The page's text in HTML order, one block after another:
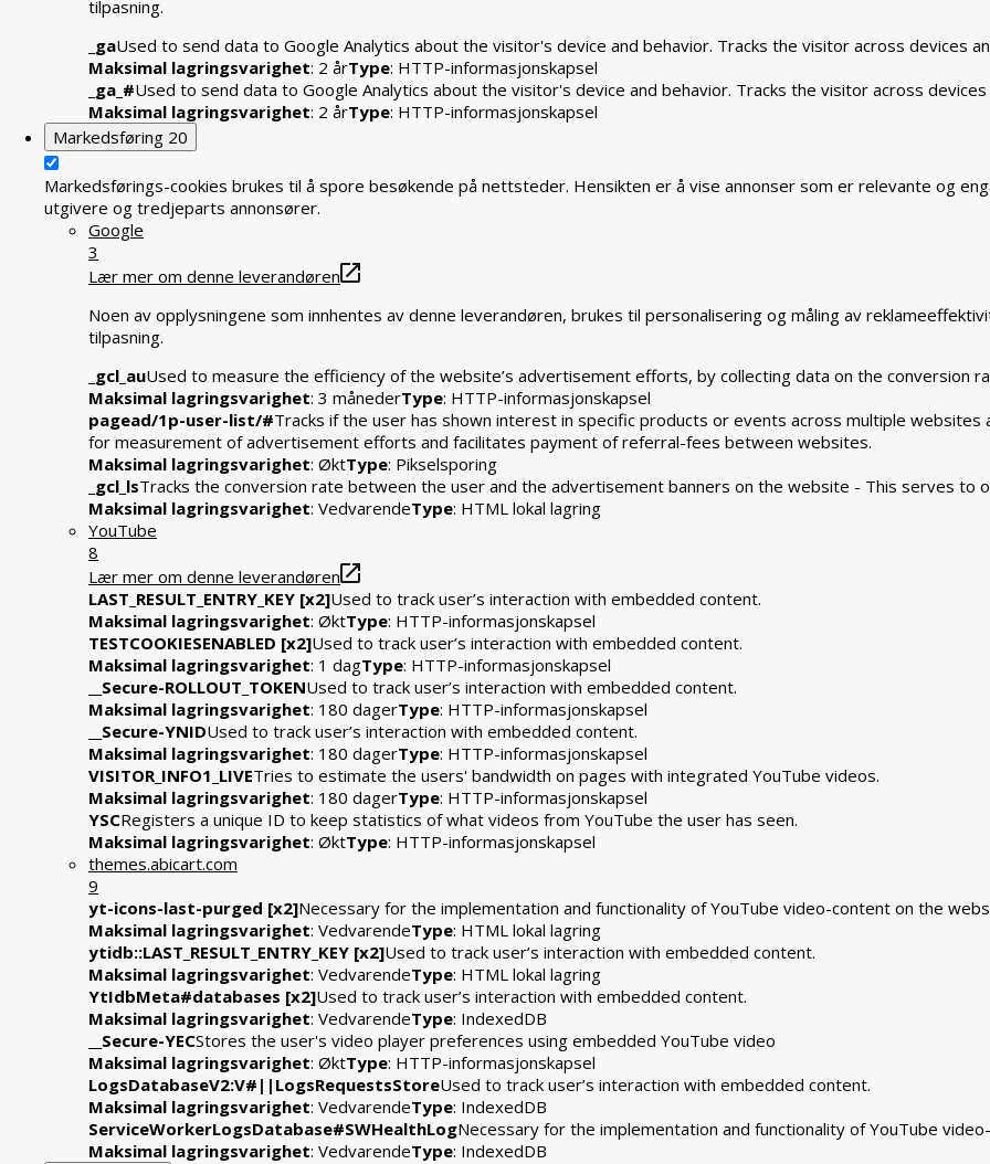
tilpasning.
_gaUsed to send data to Google Analytics about the visitor's device and behavior. Tracks the visitor across devices
Maksimal lagringsvarighet: 2 årType: HTTP-informasjonskapsel
_ga_#Used to send data to Google Analytics about the visitor's device and behavior. Tracks the visitor across devices
Maksimal lagringsvarighet: 2 årType: HTTP-informasjonskapsel
Markedsføring 20
Markedsførings-cookies brukes til å spore besøkende på nettsteder. Hensikten er å vise annonser som er relevante og
utgivere og tredjeparts annonsører.
Google
3
Lær mer om denne leverandøren
Noen av opplysningene som innhentes av denne leverandøren, brukes til personalisering og måling av
tilpasning.
_gcl_auUsed to measure the efficiency of the website’s advertisement efforts, by collecting data on the conversion
Maksimal lagringsvarighet: 3 månederType: HTTP-informasjonskapsel
pagead/1p-user-list/#Tracks if the user has shown interest in specific products or events across multiple
for measurement of advertisement efforts and facilitates payment of referral-fees between websites.
Maksimal lagringsvarighet: ØktType: Pikselsporing
_gcl_lsTracks the conversion rate between the user and the advertisement banners on the website - This serves
Maksimal lagringsvarighet: VedvarendeType: HTML lokal lagring
YouTube
8
Lær mer om denne leverandøren
LAST_RESULT_ENTRY_KEY [x2]Used to track user’s interaction with embedded content.
Maksimal lagringsvarighet: ØktType: HTTP-informasjonskapsel
TESTCOOKIESENABLED [x2]Used to track user’s interaction with embedded content.
Maksimal lagringsvarighet: 1 dagType: HTTP-informasjonskapsel
__Secure-ROLLOUT_TOKENUsed to track user’s interaction with embedded content.
Maksimal lagringsvarighet: 180 dagerType: HTTP-informasjonskapsel
__Secure-YNIDUsed to track user’s interaction with embedded content.
Maksimal lagringsvarighet: 180 dagerType: HTTP-informasjonskapsel
VISITOR_INFO1_LIVETries to estimate the users' bandwidth on pages with integrated YouTube videos.
Maksimal lagringsvarighet: 180 dagerType: HTTP-informasjonskapsel
YSCRegisters a unique ID to keep statistics of what videos from YouTube the user has seen.
Maksimal lagringsvarighet: ØktType: HTTP-informasjonskapsel
themes.abicart.com
9
yt-icons-last-purged [x2]Necessary for the implementation and functionality of YouTube video-content on the
Maksimal lagringsvarighet: VedvarendeType: HTML lokal lagring
ytidb::LAST_RESULT_ENTRY_KEY [x2]Used to track user’s interaction with embedded content.
Maksimal lagringsvarighet: VedvarendeType: HTML lokal lagring
YtIdbMeta#databases [x2]Used to track user’s interaction with embedded content.
Maksimal lagringsvarighet: VedvarendeType: IndexedDB
__Secure-YECStores the user's video player preferences using embedded YouTube video
Maksimal lagringsvarighet: ØktType: HTTP-informasjonskapsel
LogsDatabaseV2:V#||LogsRequestsStoreUsed to track user’s interaction with embedded content.
Maksimal lagringsvarighet: VedvarendeType: IndexedDB
ServiceWorkerLogsDatabase#SWHealthLogNecessary for the implementation and functionality of YouTube
Maksimal lagringsvarighet: VedvarendeType: IndexedDB